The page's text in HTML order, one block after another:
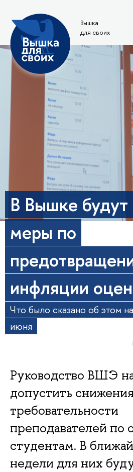
Вышка
для своих
В Вышке будут
меры по
инфляции
Что было сказано об этом
июня
Руководство ВШЭ
допустить снижения
требовательности
преподавателей по
студентам. В
недели для них